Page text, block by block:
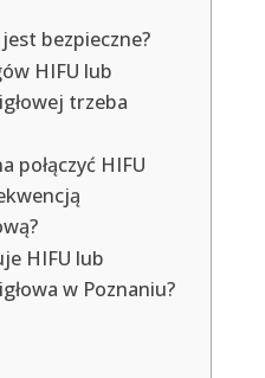
jest bezpieczne?
HIFU lub
trzeba
połączyć HIFU
HIFU lub
w Poznaniu?